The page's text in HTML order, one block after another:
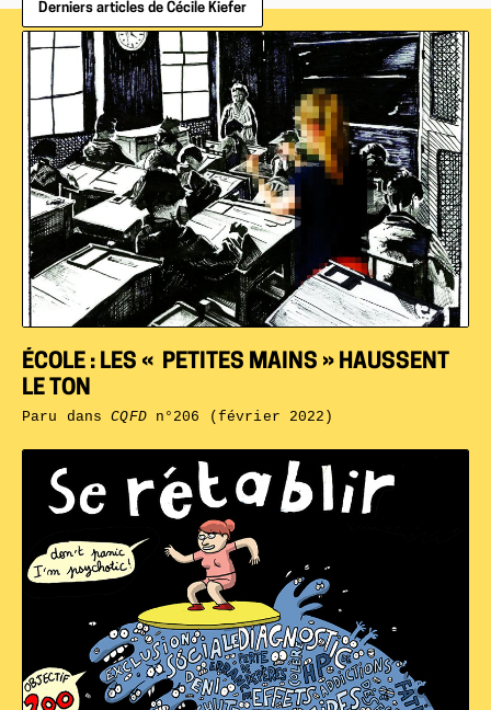
Derniers articles de Cécile Kiefer
ÉCOLE : LES « PETITES MAINS » HAUSSENT
LE TON
Paru dansCQFDn°206 (février 2022)